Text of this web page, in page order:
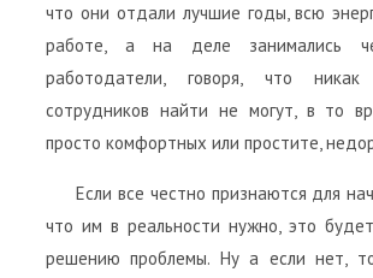
что они отдали лучшие годы, всю
работе, а на деле занимались
работодатели, говоря, что никак
сотрудников найти не могут, в то
просто комфортных или простите,
Если все честно признаются для
что им в реальности нужно, это
решению проблемы. Ну а если нет,